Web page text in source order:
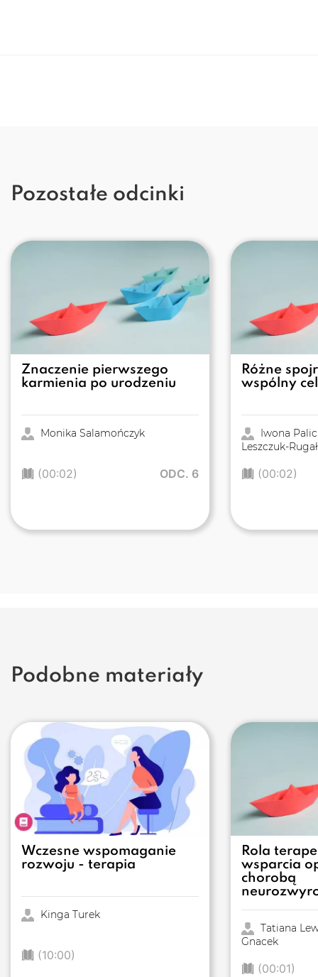
Pozostałe odcinki
Znaczenie pierwszego
karmienia po urodzeniu
Monika Salamończyk
(00:02) ODC. 6
Różne
wspólny cel
Iwona
Leszczuk-
(00:02)
Podobne materiały
Wczesne wspomaganie
rozwoju - terapia
Kinga Turek
(10:00)
Rola
wsparcia
chorobą
Tatiana
Gnacek
(00:01)